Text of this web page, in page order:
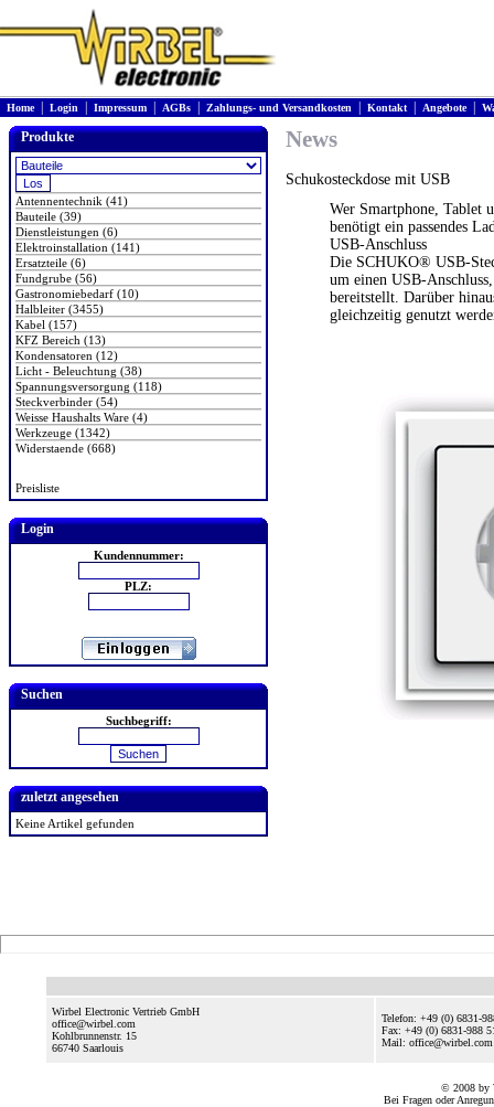
Home| Login Impressum AGBs Zahlungs- und Versandkosten Kontakt| Angebote|
Produkte
Antennentechnik (41)
Bauteile (39)
Dienstleistungen (6)
Elektroinstallation (141)
Ersatzteile (6)
Fundgrube (56)
Gastronomiebedarf (10)
Halbleiter (3455)
Kabel (157)
KFZ Bereich (13)
Kondensatoren (12)
Licht - Beleuchtung (38)
Spannungsversorgung (118)
Steckverbinder (54)
Weisse Haushalts Ware (4)
Werkzeuge (1342)
Widerstaende (668)
Preisliste
Login
Kundennummer:
PLZ:
Suchen
Suchbegriff:
zuletzt angesehen
Keine Artikel gefunden
News
Schukosteckdose mit USB
Wer Smartphone, Tablet
benötigt ein passendes
USB-Anschluss
Die SCHUKO® USB-
um einen USB-
bereitstellt. Darüber
gleichzeitig genutzt
Wirbel Electronic Vertrieb GmbH
office@wirbel.com
Kohlbrunnenstr. 15
66740 Saarlouis
Telefon: +49 (0) 6831-
Fax: +49 (0) 6831-988
Mail: office@wirbel.com
© 2008 by
Bei Fragen oder